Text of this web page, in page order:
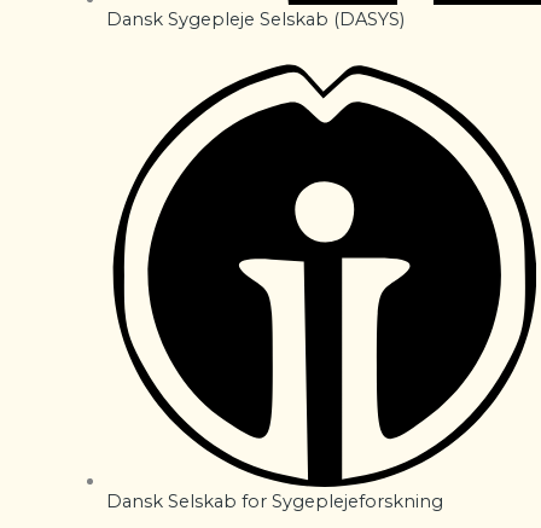
Dansk Sygepleje Selskab (DASYS)
Dansk Selskab for Sygeplejeforskning